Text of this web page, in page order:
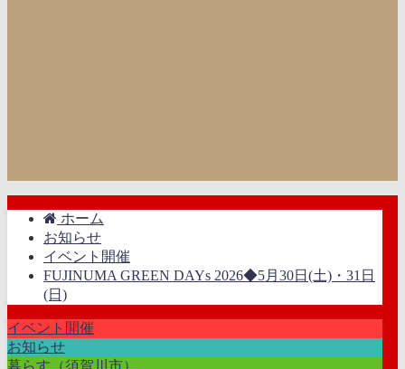
ホーム
お知らせ
イベント開催
FUJINUMA GREEN DAYs 2026◆5月30日(土)・31日
(日)
イベント開催
お知らせ
暮らす（須賀川市）